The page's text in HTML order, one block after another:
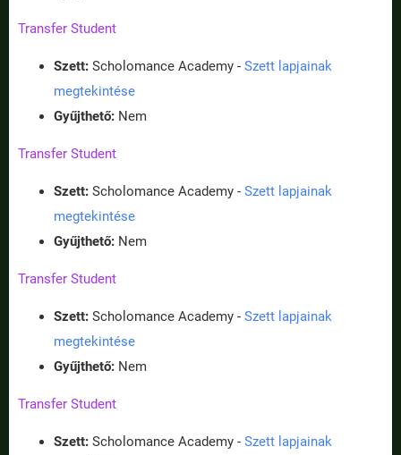
Transfer Student
Szett: Scholomance Academy - Szett lapjainak
megtekintése
Gyűjthető: Nem
Transfer Student
Szett: Scholomance Academy - Szett lapjainak
megtekintése
Gyűjthető: Nem
Transfer Student
Szett: Scholomance Academy - Szett lapjainak
megtekintése
Gyűjthető: Nem
Transfer Student
Szett: Scholomance Academy - Szett lapjainak